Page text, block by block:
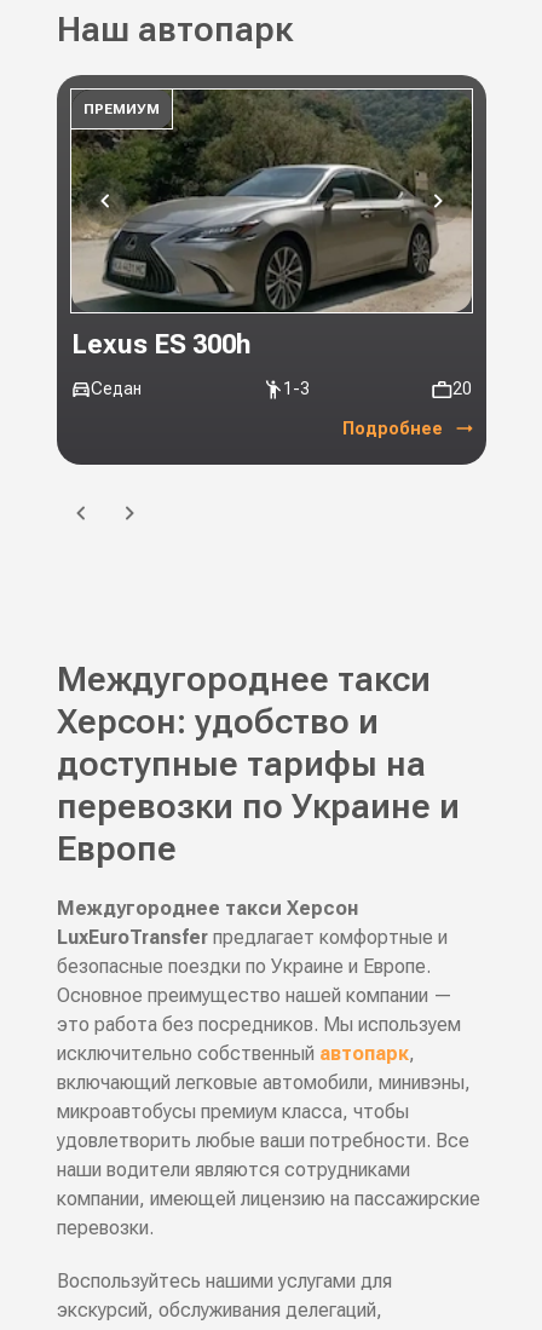
Наш автопарк
ПРЕМИУМ
Lexus ES 300h
Седан 1-3 20
Подробнее
Междугороднее такси
Херсон: удобство и
доступные тарифы на
перевозки по Украине и
Европе
Междугороднее такси Херсон
LuxEuroTransferпредлагает комфортные и
безопасные поездки по Украине и Европе.
Основное преимущество нашей компании —
это работа без посредников. Мы используем
исключительно собственный автопарк,
включающий легковые автомобили, минивэны,
микроавтобусы премиум класса, чтобы
удовлетворить любые ваши потребности. Все
наши водители являются сотрудниками
компании, имеющей лицензию на пассажирские
перевозки.
Воспользуйтесь нашими услугами для
экскурсий, обслуживания делегаций,